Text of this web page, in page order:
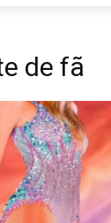
de fã